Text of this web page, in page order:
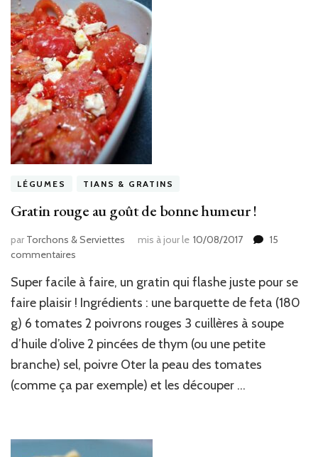
LÉGUMES TIANS & GRATINS
Gratin rouge au goût de bonne humeur !
par Torchons & Serviettes mis à jour le 10/08/2017
15
commentaires
rouge
au
goût
de
bonne
humeur
!
Super facile à faire, un gratin qui flashe juste pour se
faire plaisir ! Ingrédients : une barquette de feta (180
g) 6 tomates 2 poivrons rouges 3 cuillères à soupe
d’huile d’olive 2 pincées de thym (ou une petite
branche) sel, poivre Oter la peau des tomates
(comme ça par exemple) et les découper …